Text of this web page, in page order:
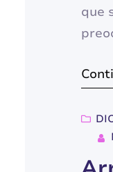
que
las.